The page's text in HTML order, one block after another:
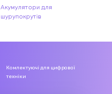
Акумулятори для
шурупокрутів
Комлектуючі для цифрової
техніки